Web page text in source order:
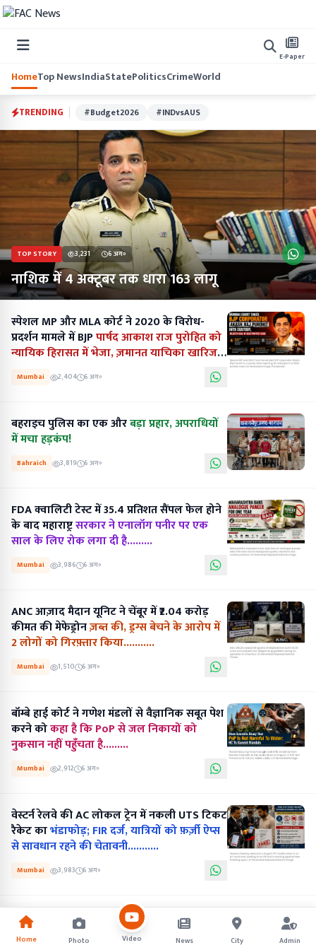
E-Paper
HomeTop NewsIndiaStatePoliticsCrimeWorld
TRENDING #Budget2026 #INDvsAUS
TOP STORY 3,231 6 अग॰
नाशिक में 4 अक्टूबर तक धारा 163 लागू
स्पेशल MP और MLA कोर्ट ने 2020 के विरोध-
प्रदर्शन मामले में BJPपार्षद आकाश राज पुरोहित को
न्यायिक हिरासत में भेजा, ज़मानत याचिका खारिज
Mumbai 2,404 6 अग॰
बहराइच पुलिस का एक औरबड़ा प्रहार, अपराधियों
में मचा हड़कंप!
Bahraich 3,819 6 अग॰
FDA क्वालिटी टेस्ट में 35.4 प्रतिशत सैंपल फेल होने
के बाद महाराष्ट्रसरकार ने एनालॉग पनीर पर एक
साल के लिए रोक लगा दी है.........
Mumbai 3,986 6 अग॰
ANC आज़ाद मैदान यूनिट ने चेंबूर में ₹2.04 करोड़
कीमत की मेफेड्रोनज़ब्त की, ड्रग्स बेचने के आरोप में
2 लोगों को गिरफ़्तार किया...........
Mumbai 1,510 6 अग॰
बॉम्बे हाई कोर्ट ने गणेश मंडलों से वैज्ञानिक सबूत पेश
करने कोकहा है कि PoP से जल निकायों को
नुकसान नहीं पहुँचता है.........
Mumbai 2,912 6 अग॰
वेस्टर्न रेलवे की AC लोकल ट्रेन में नकली UTS टिकट
रैकेट काभंडाफोड़; FIR दर्ज, यात्रियों को फ़र्ज़ी ऐप्स
से सावधान रहने की चेतावनी...........
Mumbai 3,983 6 अग॰
Home Photo Video News City Admin